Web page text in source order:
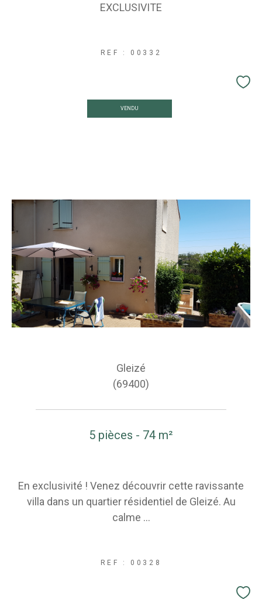
EXCLUSIVITE
REF : 00332
VENDU
Gleizé
(69400)
5 pièces - 74 m²
En exclusivité ! Venez découvrir cette ravissante
villa dans un quartier résidentiel de Gleizé. Au
calme ...
REF : 00328